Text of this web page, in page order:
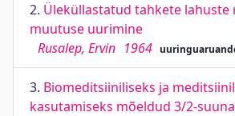
2. Üleküllastatud tahkete
muutuse uurimine
Rusalep, Ervin 1964
3. Biomeditsiiniliseks ja
kasutamiseks mõeldud 3/2-